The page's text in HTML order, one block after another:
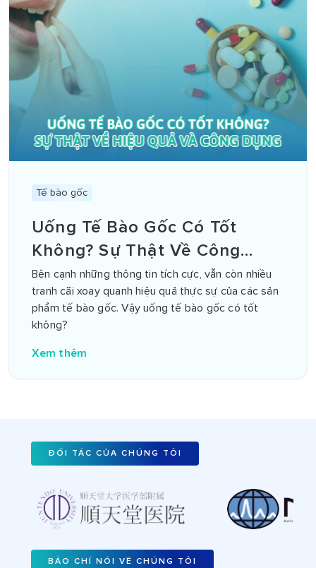
Tế bào gốc
Uống Tế Bào Gốc Có Tốt
Không? Sự Thật Về Công
Dụng, Hiệu Quả Và Những
Điều Cần Biết
Bên cạnh những thông tin tích cực, vẫn còn nhiều
tranh cãi xoay quanh hiệu quả thực sự của các sản
phẩm tế bào gốc. Vậy uống tế bào gốc có tốt
không?
Xem thêm
ĐỐI TÁC CỦA CHÚNG TÔI
BÁO CHÍ NÓI VỀ CHÚNG TÔI